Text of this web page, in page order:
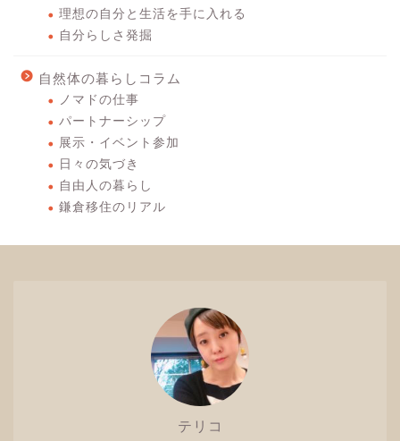
理想の自分と生活を手に入れる
自分らしさ発掘
自然体の暮らしコラム
ノマドの仕事
パートナーシップ
展示・イベント参加
日々の気づき
自由人の暮らし
鎌倉移住のリアル
テリコ